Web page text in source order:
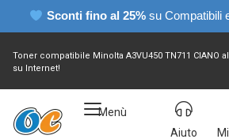
Sconti fino al 25% su Compatibili
Toner compatibile Minolta A3VU450 TN711 CIANO
su Internet!
Menù
Aiuto